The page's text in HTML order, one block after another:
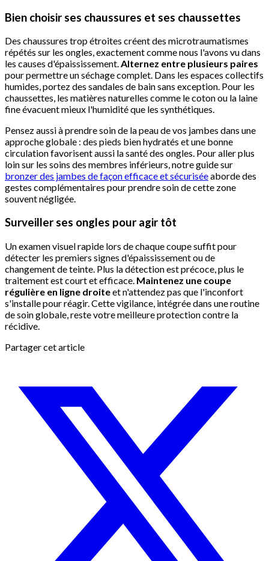
Bien choisir ses chaussures et ses chaussettes
Des chaussures trop étroites créent des microtraumatismes
répétés sur les ongles, exactement comme nous l'avons vu dans
les causes d'épaississement.Alternez entre plusieurs paires
pour permettre un séchage complet. Dans les espaces collectifs
humides, portez des sandales de bain sans exception. Pour les
chaussettes, les matières naturelles comme le coton ou la laine
fine évacuent mieux l'humidité que les synthétiques.
Pensez aussi à prendre soin de la peau de vos jambes dans une
approche globale : des pieds bien hydratés et une bonne
circulation favorisent aussi la santé des ongles. Pour aller plus
loin sur les soins des membres inférieurs, notre guide sur
bronzer des jambes de façon efficace et sécuriséeaborde des
gestes complémentaires pour prendre soin de cette zone
souvent négligée.
Surveiller ses ongles pour agir tôt
Un examen visuel rapide lors de chaque coupe suffit pour
détecter les premiers signes d'épaississement ou de
changement de teinte. Plus la détection est précoce, plus le
traitement est court et efficace. Maintenez une coupe
régulière en ligne droiteet n'attendez pas que l'inconfort
s'installe pour réagir. Cette vigilance, intégrée dans une routine
de soin globale, reste votre meilleure protection contre la
récidive.
Partager cet article